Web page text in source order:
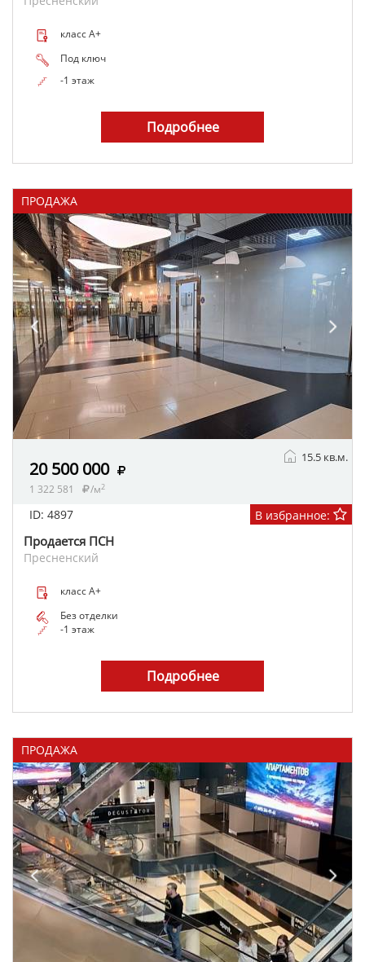
класс A+
Под ключ
-1 этаж
Подробнее
ПРОДАЖА
20 500 000
1 322 581 /м2
15.5 кв.м.
Продается ПСН
Пресненский
ID: 4897 В избранное:
класс A+
Без отделки
-1 этаж
Подробнее
ПРОДАЖА